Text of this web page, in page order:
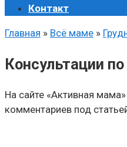
Контакт
Главная » Всё маме »
Консультации
На сайте «Активная
комментариев под